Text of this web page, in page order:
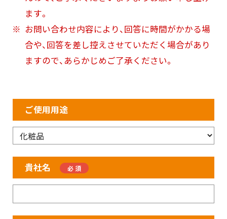
ます。
お問い合わせ内容により、回答に時間がかかる場
合や、回答を差し控えさせていただく場合があり
ますので、あらかじめご了承ください。
ご使用用途
貴社名